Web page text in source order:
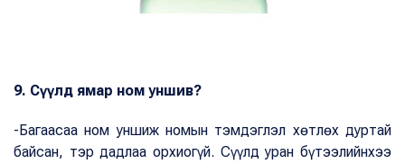
9. Сүүлд ямар ном уншив?
-Багаасаа ном уншиж номын тэмдэглэл хөтлөх дуртай
байсан, тэр дадлаа орхиогүй. Сүүлд уран бүтээлийнхээ